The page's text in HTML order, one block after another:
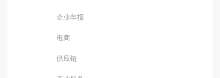
企业年报
电商
供应链